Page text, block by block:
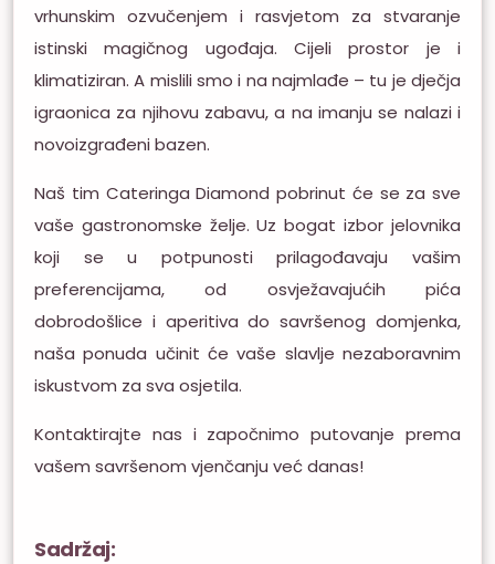
vrhunskim ozvučenjem i rasvjetom za stvaranje
istinski magičnog ugođaja. Cijeli prostor je i
klimatiziran. A mislili smo i na najmlađe – tu je dječja
igraonica za njihovu zabavu, a na imanju se nalazi i
novoizgrađeni bazen.
Naš tim Cateringa Diamond pobrinut će se za sve
vaše gastronomske želje. Uz bogat izbor jelovnika
koji se u potpunosti prilagođavaju vašim
preferencijama, od osvježavajućih pića
dobrodošlice i aperitiva do savršenog domjenka,
naša ponuda učinit će vaše slavlje nezaboravnim
iskustvom za sva osjetila.
Kontaktirajte nas i započnimo putovanje prema
vašem savršenom vjenčanju već danas!
Sadržaj: